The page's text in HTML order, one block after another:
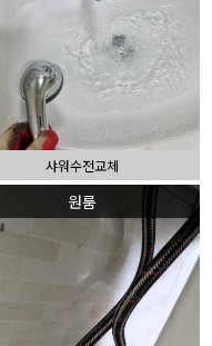
샤워수전교체
원룸